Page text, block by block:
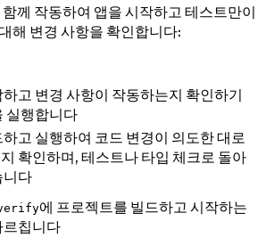
께 작동하여 앱을 시작하고 테스트만이
해 변경 사항을 확인합니다:
고 변경 사항이 작동하는지 확인하기
실행합니다
고 실행하여 코드 변경이 의도한 대로
확인하며, 테스트나 타입 체크로 돌아
니다
에 프로젝트를 빌드하고 시작하는
르칩니다